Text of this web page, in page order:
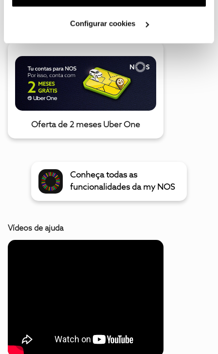
utilização dos cookies clicando em "Configurar
Configurar cookies
A poupança que COMBINA
Oferta de 2 meses Uber One
Conheça todas as
funcionalidades da my NOS
Vídeos de ajuda